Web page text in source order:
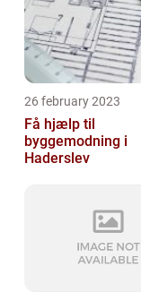
26 february 2023
Få hjælp til
byggemodning i
Haderslev